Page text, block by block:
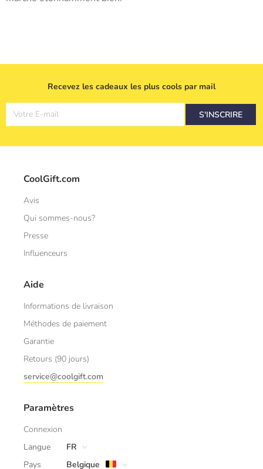
Recevez les cadeaux les plus cools par mail
Votre E-mail S'INSCRIRE
CoolGift.com
Avis
Qui sommes-nous?
Presse
Influenceurs
Aide
Informations de livraison
Méthodes de paiement
Garantie
Retours (90 jours)
service@coolgift.com
Paramètres
Connexion
Langue
FR
Pays
Belgique